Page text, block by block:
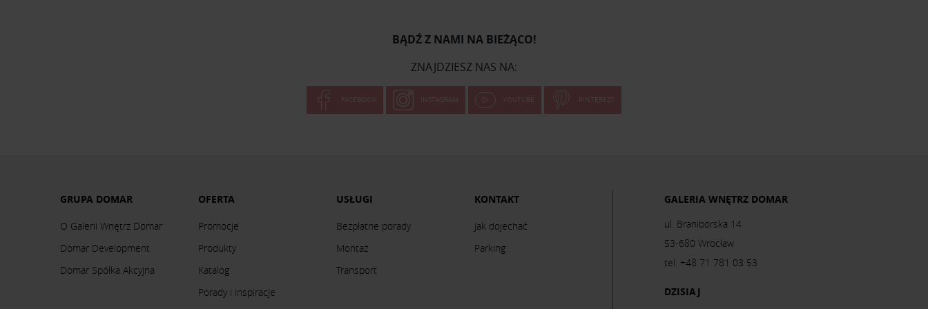
BĄDŹ Z NAMI NA BIEŻĄCO!
ZNAJDZIESZ NAS NA:
FACEBOOK INSTAGRAM YOUTUBE PINTEREST
GRUPA DOMAR
O Galerii Wnętrz Domar
Domar Development
Domar Spółka Akcyjna
OFERTA
Promocje
Produkty
Katalog
Porady i inspiracje
USŁUGI
Bezpłatne porady
Montaż
Transport
KONTAKT
Jak dojechać
Parking
GALERIA WNĘTRZ DOMAR
ul. Braniborska 14
53-680 Wrocław
tel. +48 71 781 03 53
DZISIAJ